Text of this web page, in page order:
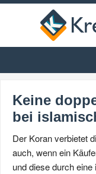
Keine
bei
Der Koran verbietet
auch, wenn ein
und diese durch